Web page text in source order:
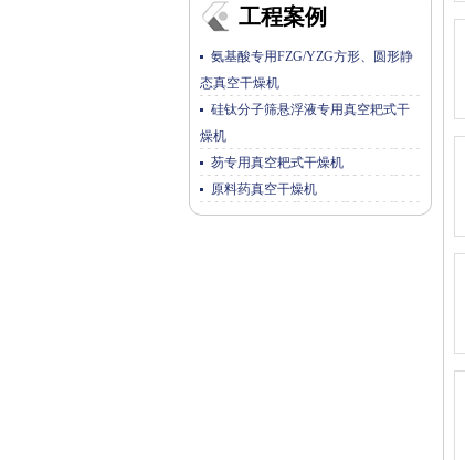
工程案例
氨基酸专用FZG/YZG方形、圆形静
态真空干燥机
硅钛分子筛悬浮液专用真空耙式干
燥机
芴专用真空耙式干燥机
原料药真空干燥机